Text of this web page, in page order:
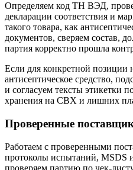
Определяем код ТН ВЭД,
декларации соответствия и
такого товара, как
документов, сверяем состав,
партия корректно прошла
Если для конкретной позиции
антисептическое средство,
и согласуем тексты этикетки
хранения на СВХ и лишних
Проверенные
Работаем с проверенными
протоколы испытаний, MSDS
проверяем партию по чек-